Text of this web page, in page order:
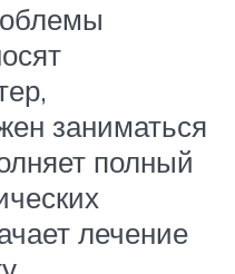
заниматься
полный
лечение